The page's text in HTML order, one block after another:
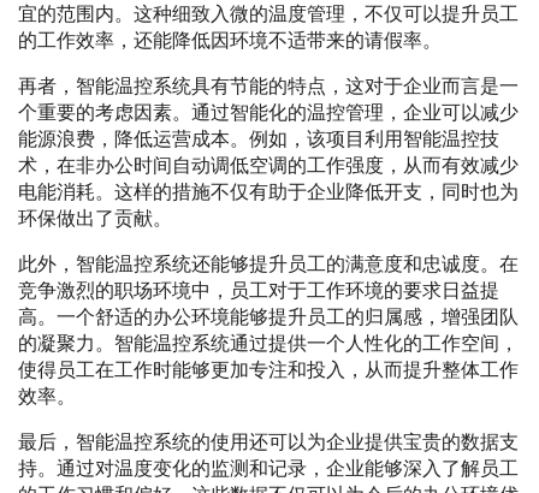
宜的范围内。这种细致入微的温度管理，不仅可以提升员工
的工作效率，还能降低因环境不适带来的请假率。
再者，智能温控系统具有节能的特点，这对于企业而言是一
个重要的考虑因素。通过智能化的温控管理，企业可以减少
能源浪费，降低运营成本。例如，该项目利用智能温控技
术，在非办公时间自动调低空调的工作强度，从而有效减少
电能消耗。这样的措施不仅有助于企业降低开支，同时也为
环保做出了贡献。
此外，智能温控系统还能够提升员工的满意度和忠诚度。在
竞争激烈的职场环境中，员工对于工作环境的要求日益提
高。一个舒适的办公环境能够提升员工的归属感，增强团队
的凝聚力。智能温控系统通过提供一个人性化的工作空间，
使得员工在工作时能够更加专注和投入，从而提升整体工作
效率。
最后，智能温控系统的使用还可以为企业提供宝贵的数据支
持。通过对温度变化的监测和记录，企业能够深入了解员工